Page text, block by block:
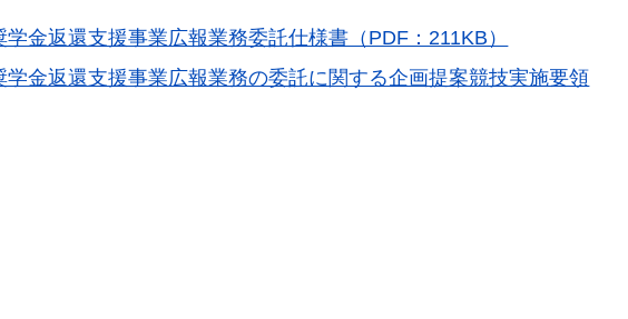
金返還支援事業広報業務委託仕様書（PDF：211KB）
金返還支援事業広報業務の委託に関する企画提案競技実施要領